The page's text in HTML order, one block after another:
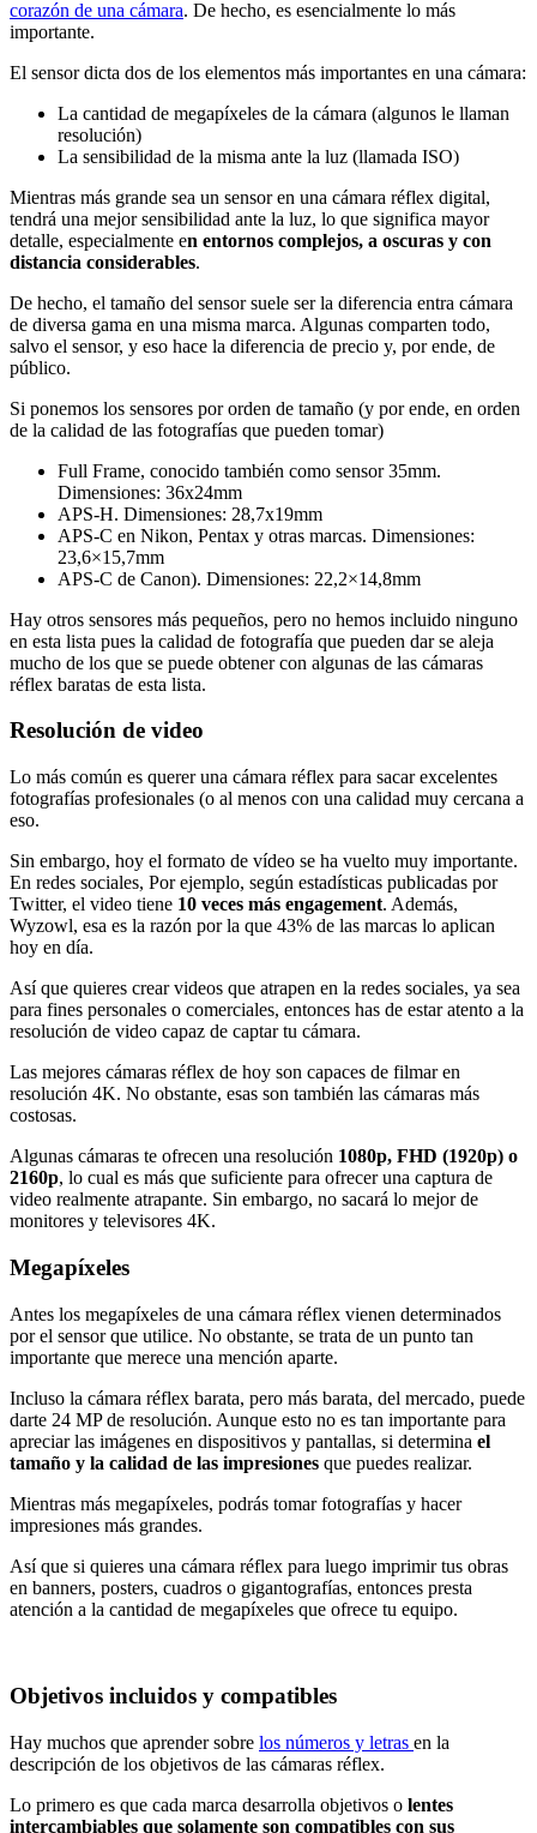
corazón de una cámara. De hecho, es esencialmente lo más
importante.
El sensor dicta dos de los elementos más importantes en una cámara:
La cantidad de megapíxeles de la cámara (algunos le llaman
resolución)
La sensibilidad de la misma ante la luz (llamada ISO)
Mientras más grande sea un sensor en una cámara réflex digital,
tendrá una mejor sensibilidad ante la luz, lo que significa mayor
detalle, especialmente en entornos complejos, a oscuras y con
distancia considerables.
De hecho, el tamaño del sensor suele ser la diferencia entra cámara
de diversa gama en una misma marca. Algunas comparten todo,
salvo el sensor, y eso hace la diferencia de precio y, por ende, de
público.
Si ponemos los sensores por orden de tamaño (y por ende, en orden
de la calidad de las fotografías que pueden tomar)
Full Frame, conocido también como sensor 35mm.
Dimensiones: 36x24mm
APS-H. Dimensiones: 28,7x19mm
APS-C en Nikon, Pentax y otras marcas. Dimensiones:
23,6×15,7mm
APS-C de Canon). Dimensiones: 22,2×14,8mm
Hay otros sensores más pequeños, pero no hemos incluido ninguno
en esta lista pues la calidad de fotografía que pueden dar se aleja
mucho de los que se puede obtener con algunas de las cámaras
réflex baratas de esta lista.
Resolución de video
Lo más común es querer una cámara réflex para sacar excelentes
fotografías profesionales (o al menos con una calidad muy cercana a
eso.
Sin embargo, hoy el formato de vídeo se ha vuelto muy importante.
En redes sociales, Por ejemplo, según estadísticas publicadas por
Twitter, el video tiene 10 veces más engagement. Además,
Wyzowl, esa es la razón por la que 43% de las marcas lo aplican
hoy en día.
Así que quieres crear videos que atrapen en la redes sociales, ya sea
para fines personales o comerciales, entonces has de estar atento a la
resolución de video capaz de captar tu cámara.
Las mejores cámaras réflex de hoy son capaces de filmar en
resolución 4K. No obstante, esas son también las cámaras más
costosas.
Algunas cámaras te ofrecen una resolución 1080p, FHD (1920p) o
2160p, lo cual es más que suficiente para ofrecer una captura de
video realmente atrapante. Sin embargo, no sacará lo mejor de
monitores y televisores 4K.
Megapíxeles
Antes los megapíxeles de una cámara réflex vienen determinados
por el sensor que utilice. No obstante, se trata de un punto tan
importante que merece una mención aparte.
Incluso la cámara réflex barata, pero más barata, del mercado, puede
darte 24 MP de resolución. Aunque esto no es tan importante para
apreciar las imágenes en dispositivos y pantallas, si determina el
tamaño y la calidad de las impresiones que puedes realizar.
Mientras más megapíxeles, podrás tomar fotografías y hacer
impresiones más grandes.
Así que si quieres una cámara réflex para luego imprimir tus obras
en banners, posters, cuadros o gigantografías, entonces presta
atención a la cantidad de megapíxeles que ofrece tu equipo.
Objetivos incluidos y compatibles
Hay muchos que aprender sobre los números y letras en la
descripción de los objetivos de las cámaras réflex.
Lo primero es que cada marca desarrolla objetivos o lentes
intercambiables que solamente son compatibles con sus